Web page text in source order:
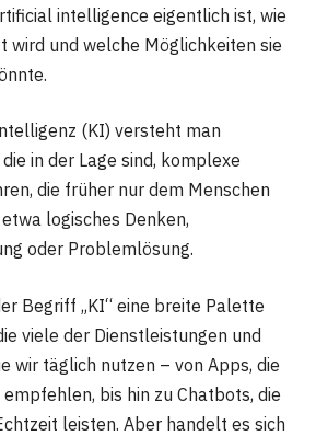
intelligence eigentlich ist, wie
wird und welche Möglichkeiten sie
(KI) versteht man
in der Lage sind, komplexe
die früher nur dem Menschen
logisches Denken,
oder Problemlösung.
Begriff „KI“ eine breite Palette
viele der Dienstleistungen und
wir täglich nutzen – von Apps, die
bis hin zu Chatbots, die
leisten. Aber handelt es sich